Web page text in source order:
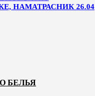
НАМАТРАСНИК 26.04
БЕЛЬЯ